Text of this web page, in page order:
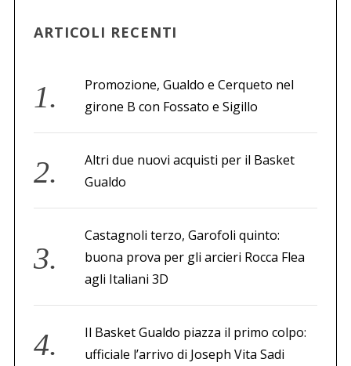
ARTICOLI RECENTI
Promozione, Gualdo e Cerqueto nel
girone B con Fossato e Sigillo
Altri due nuovi acquisti per il Basket
Gualdo
Castagnoli terzo, Garofoli quinto:
buona prova per gli arcieri Rocca Flea
agli Italiani 3D
Il Basket Gualdo piazza il primo colpo:
ufficiale l’arrivo di Joseph Vita Sadi